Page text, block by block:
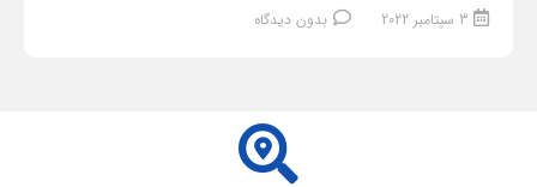
3 سپتامبر 2022 بدون دیدگاه